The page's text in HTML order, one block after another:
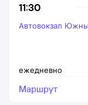
11:30
ежедневно
Автовокзал
Маршрут